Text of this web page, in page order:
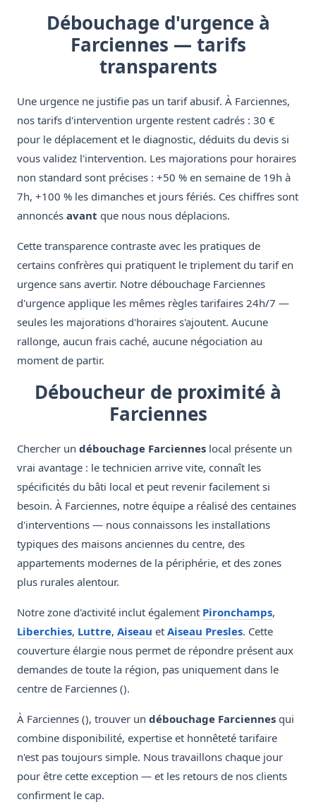
Débouchage d'urgence à
Farciennes — tarifs
transparents
Une urgence ne justifie pas un tarif abusif. À Farciennes,
nos tarifs d'intervention urgente restent cadrés : 30 €
pour le déplacement et le diagnostic, déduits du devis si
vous validez l'intervention. Les majorations pour horaires
non standard sont précises : +50 % en semaine de 19h à
7h, +100 % les dimanches et jours fériés. Ces chiffres sont
annoncés avant que nous nous déplacions.
Cette transparence contraste avec les pratiques de
certains confrères qui pratiquent le triplement du tarif en
urgence sans avertir. Notre débouchage Farciennes
d'urgence applique les mêmes règles tarifaires 24h/7 —
seules les majorations d'horaires s'ajoutent. Aucune
rallonge, aucun frais caché, aucune négociation au
moment de partir.
Déboucheur de proximité à
Farciennes
Chercher un débouchage Farciennes local présente un
vrai avantage : le technicien arrive vite, connaît les
spécificités du bâti local et peut revenir facilement si
besoin. À Farciennes, notre équipe a réalisé des centaines
d'interventions — nous connaissons les installations
typiques des maisons anciennes du centre, des
appartements modernes de la périphérie, et des zones
plus rurales alentour.
Notre zone d'activité inclut également Pironchamps,
Liberchies, Luttre, Aiseau et Aiseau Presles. Cette
couverture élargie nous permet de répondre présent aux
demandes de toute la région, pas uniquement dans le
centre de Farciennes ().
À Farciennes (), trouver un débouchage Farciennes qui
combine disponibilité, expertise et honnêteté tarifaire
n'est pas toujours simple. Nous travaillons chaque jour
pour être cette exception — et les retours de nos clients
confirment le cap.